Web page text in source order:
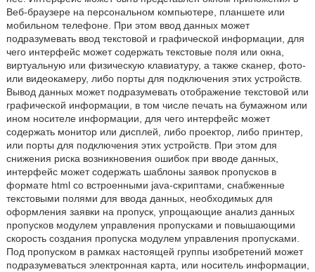
Веб-браузере на персональном компьютере, планшете или
мобильном телефоне. При этом ввод данных может
подразумевать ввод текстовой и графической информации, для
чего интерфейс может содержать текстовые поля или окна,
виртуальную или физическую клавиатуру, а также сканер, фото-
или видеокамеру, либо порты для подключения этих устройств.
Вывод данных может подразумевать отображение текстовой или
графической информации, в том числе печать на бумажном или
ином носителе информации, для чего интерфейс может
содержать монитор или дисплей, либо проектор, либо принтер,
или порты для подключения этих устройств. При этом для
снижения риска возникновения ошибок при вводе данных,
интерфейс может содержать шаблоны заявок пропусков в
формате html со встроенными java-скриптами, снабженные
текстовыми полями для ввода данных, необходимых для
оформления заявки на пропуск, упрощающие анализ данных
пропусков модулем управления пропусками и повышающими
скорость создания пропуска модулем управления пропусками.
Под пропуском в рамках настоящей группы изобретений может
подразумеваться электронная карта, или носитель информации,